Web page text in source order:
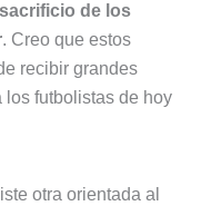
de los
. Creo que estos
recibir grandes
futbolistas de hoy
otra orientada al